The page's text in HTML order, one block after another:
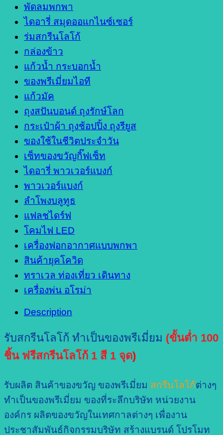
พัดลมพกพา
ไดอารี่ สมุดออแกไนซ์เซอร์
ร่มสกรีนโลโก้
กล่องข้าว
แก้วน้ำ กระบอกน้ำ
ของพรีเมี่ยมไอที
แก้วมัค
ถุงสปันบอนด์ ถุงรักษ์โลก
กระเป๋าผ้า ถุงช้อปปิ้ง ถุงรียูส
ของใช้ในชีวิตประจำวัน
เซ็ทของขวัญกิ๊ฟเซ็ท
ไดอารี่ พาวเวอร์แบงก์
พาวเวอร์แบงก์
ลำโพงบลูทูธ
แฟลชไดร์ฟ
โคมไฟ LED
เครื่องฟอกอากาศแบบพกพา
สินค้ายุคโควิด
ทราเวล ท่องเที่ยว เดินทาง
เครื่องพ่น อโรม่า
Description
รับสกรีนโลโก้ ทำเป็นของพรีเมี่ยม (ขั้นต่ำ 100
ชิ้น ฟรีสกรีนโลโก้ 1 สี 1 จุด)
รับผลิต สินค้าของขวัญ ของพรีเมี่ยม สกรีนโลโก้ต่างๆ
ทำเป็นของพรีเมี่ยม ของที่ระลึกบริษัท หน่วยงาน
องค์กร ผลิตของขวัญในเทศกาลต่างๆ เพื่องาน
ประชาสัมพันธ์กิจกรรมบริษัท สร้างแบรนด์ โปรโมท